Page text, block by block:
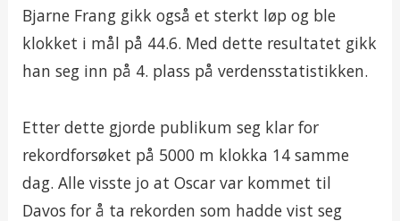
Bjarne Frang gikk også et sterkt løp og ble
klokket i mål på 44.6. Med dette resultatet gikk
han seg inn på 4. plass på verdensstatistikken.
Etter dette gjorde publikum seg klar for
rekordforsøket på 5000 m klokka 14 samme
dag. Alle visste jo at Oscar var kommet til
Davos for å ta rekorden som hadde vist seg